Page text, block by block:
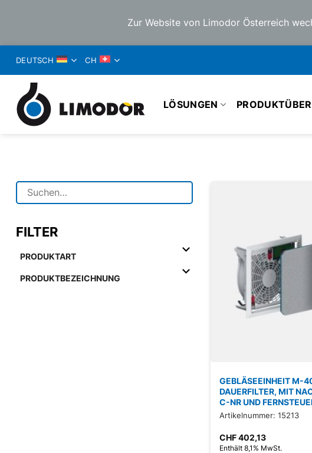
Zur Website von Limodor Österreich
INHALT
SPRINGEN
DEUTSCH CH
LÖSUNGEN
FILTER
PRODUKTART
PRODUKTBEZEICHNUNG
GEBLÄSEEINHEIT M-
DAUERFILTER, MIT
C-NR UND
Artikelnummer: 15213
CHF402,13
Enthält 8,1% MwSt.